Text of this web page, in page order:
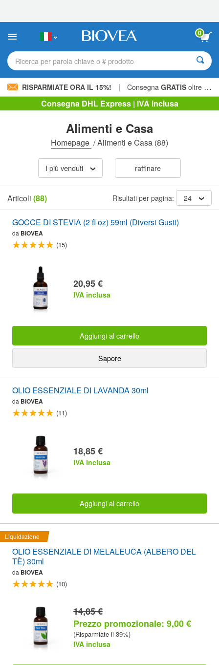
sito
include
sistema
0
Ricerca per parola chiave o # prodotto
RISPARMIATE ORA IL 15%! | Consegna GRATIS oltre 60,00 € »
Consegna DHL Express | IVA inclusa
Alimenti e Casa
Homepage /Alimenti e Casa (88)
I più venduti raffinare
Articoli (88) Risultati per pagina: 24
GOCCE DI STEVIA (2 fl oz) 59ml (Diversi Gusti)
da BIOVEA
(15)
20,95 €
IVA inclusa
Aggiungi al carrello
Sapore
OLIO ESSENZIALE DI LAVANDA 30ml
da BIOVEA
(11)
18,85 €
IVA inclusa
Aggiungi al carrello
Liquidazione
OLIO ESSENZIALE DI MELALEUCA (ALBERO DEL
TÈ) 30ml
da BIOVEA
(10)
14,85 €
Prezzo promozionale: 9,00 €
(Risparmiate il 39%)
IVA inclusa